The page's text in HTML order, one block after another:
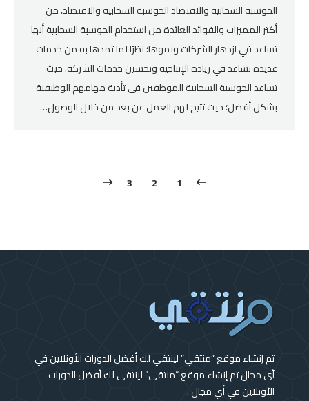
الحوسبة السحابية والاقتصاد الحوسبة السحابية والاقتصاد، من
أكثر المميزات والفوائد العائدة من استخدام الحوسبة السحابية أنها
تساعد في ازدهار الشركات ونموها؛ نظرًا لما تمدها به من خدمات
عديدة تساعد في زيادة الإنتاجية وتحسين خدمات الشركة. حيث
تساعد الحوسبة السحابية الموظفين في تأدية مهامهم الوظيفية
بشكل أفضل؛ حيث تتيح لهم العمل عن بعد من خلال الوصول…
1
2
3
تم إنشاء موقع “منتقي” لينتقي لك أفضل الدورات الأونلاين في
أي مجال تم إنشاء موقع “منتقي” لينتقي لك أفضل الدورات
الأونلاين في أي مجال .